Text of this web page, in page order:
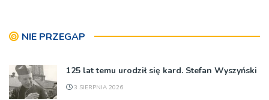
NIE PRZEGAP
125 lat temu urodził się kard. Stefan Wyszyński
3 SIERPNIA 2026